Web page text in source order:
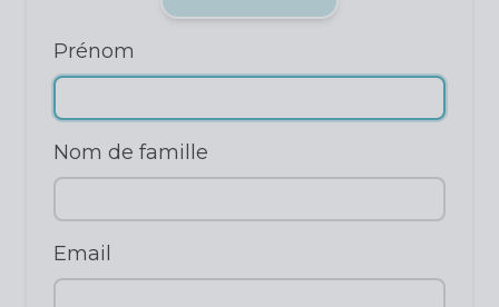
Prénom
Nom de famille
Email